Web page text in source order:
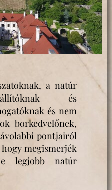
a natúr
és
és nem
borkedvelőnek,
pontjairól
megismerjék
legjobb natúr